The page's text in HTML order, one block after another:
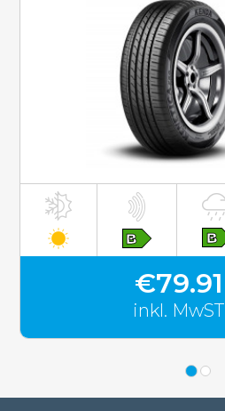
€79.91
inkl. MwST
inkl. MwST